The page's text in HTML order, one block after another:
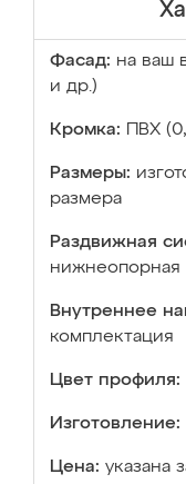
Фасад: на ваш
и др.)
Кромка: ПВХ
Размеры:
размера
Раздвижная
нижнеопорная
Внутреннее
комплектация
Цвет профиля:
Изготовление:
Цена: указана